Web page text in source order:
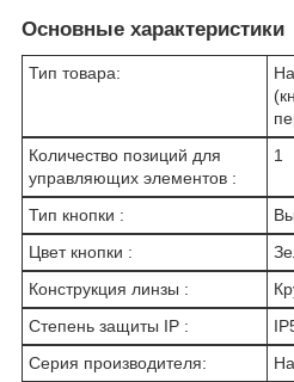
Основные характеристики
Тип товара:
Количество позиций для
управляющих элементов :
1
Тип кнопки :
Цвет кнопки :
Конструкция линзы :
Степень защиты IP :
Серия производителя: